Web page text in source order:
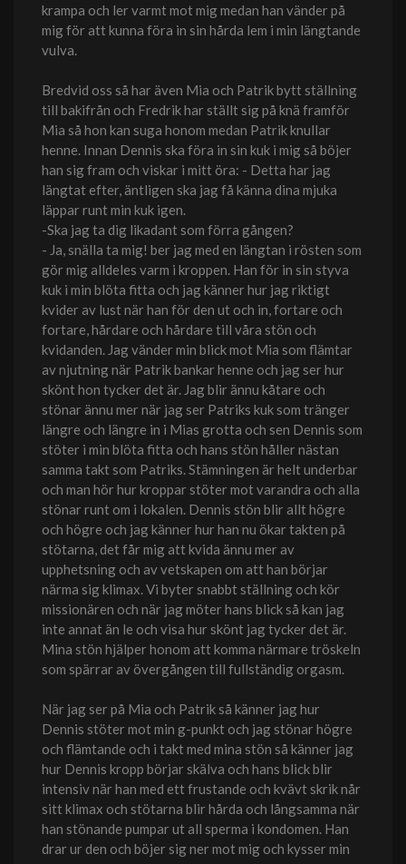
krampa och ler varmt mot mig medan han vänder på
mig för att kunna föra in sin hårda lem i min längtande
vulva.
Bredvid oss så har även Mia och Patrik bytt ställning
till bakifrån och Fredrik har ställt sig på knä framför
Mia så hon kan suga honom medan Patrik knullar
henne. Innan Dennis ska föra in sin kuk i mig så böjer
han sig fram och viskar i mitt öra: - Detta har jag
längtat efter, äntligen ska jag få känna dina mjuka
läppar runt min kuk igen.
-Ska jag ta dig likadant som förra gången?
- Ja, snälla ta mig! ber jag med en längtan i rösten som
gör mig alldeles varm i kroppen. Han för in sin styva
kuk i min blöta fitta och jag känner hur jag riktigt
kvider av lust när han för den ut och in, fortare och
fortare, hårdare och hårdare till våra stön och
kvidanden. Jag vänder min blick mot Mia som flämtar
av njutning när Patrik bankar henne och jag ser hur
skönt hon tycker det är. Jag blir ännu kåtare och
stönar ännu mer när jag ser Patriks kuk som tränger
längre och längre in i Mias grotta och sen Dennis som
stöter i min blöta fitta och hans stön håller nästan
samma takt som Patriks. Stämningen är helt underbar
och man hör hur kroppar stöter mot varandra och alla
stönar runt om i lokalen. Dennis stön blir allt högre
och högre och jag känner hur han nu ökar takten på
stötarna, det får mig att kvida ännu mer av
upphetsning och av vetskapen om att han börjar
närma sig klimax. Vi byter snabbt ställning och kör
missionären och när jag möter hans blick så kan jag
inte annat än le och visa hur skönt jag tycker det är.
Mina stön hjälper honom att komma närmare tröskeln
som spärrar av övergången till fullständig orgasm.
När jag ser på Mia och Patrik så känner jag hur
Dennis stöter mot min g-punkt och jag stönar högre
och flämtande och i takt med mina stön så känner jag
hur Dennis kropp börjar skälva och hans blick blir
intensiv när han med ett frustande och kvävt skrik når
sitt klimax och stötarna blir hårda och långsamma när
han stönande pumpar ut all sperma i kondomen. Han
drar ur den och böjer sig ner mot mig och kysser min